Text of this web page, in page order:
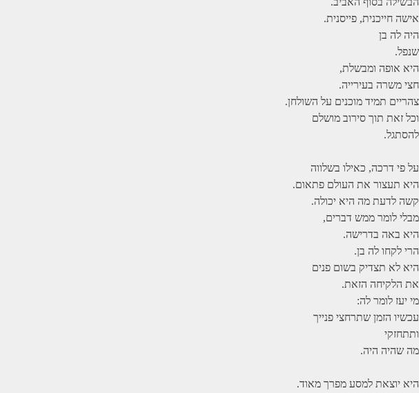
אישה חייכנית, פייסנית.
היה לה בן
שנפל.
היא אופה ומבשלת,
חצי משרה בעירייה.
צהריים תמיד מוכנים על השולחן.
וכל זאת תוך סירוב מושלם
להסתגל.
על פי דרכה, כאילו בשלווה
היא תעצור את העולם פתאום.
קשה לדעת מה היא יכולה.
מבלי לומר ממש דברים,
היא באה בדרישה.
הרי לקחו לה בן.
היא לא תצדיק בשום פנים
את הלקיחה הזאת.
מי יעז לומר לה:
עכשיו הזמן שתרחצי פנייך
ותתחזקי
מה שהיה היה.
היא יוצאת למסע מפרך מאוד.